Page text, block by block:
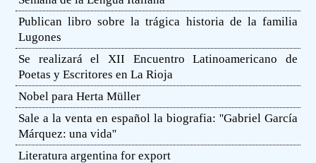
Publican libro sobre la trágica historia de la familia
Lugones
Se realizará el XII Encuentro Latinoamericano de
Poetas y Escritores en La Rioja
Nobel para Herta Müller
Sale a la venta en español la biografia: ''Gabriel García
Márquez: una vida''
Literatura argentina for export